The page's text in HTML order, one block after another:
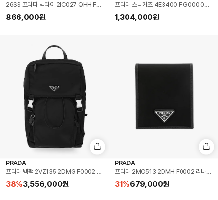
26SS 프라다 넥타이 2IC027 QHH F0002 BLACK DOM
866,000원
프라다 스니커즈 4E3400 F G000 038
1,304,000원
PRADA
프라다 백팩 2VZ135 2DMG F0002 리나일론 테수토 블랙 남성백팩 여성백팩 당일발송
38%3,556,000원
PRADA
프라다 2MO513 2DMH F0002 리나일론
31%679,000원